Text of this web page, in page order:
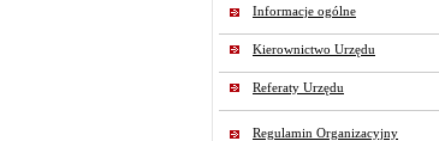
Informacje ogólne
Kierownictwo Urzędu
Referaty Urzędu
Regulamin Organizacyjny